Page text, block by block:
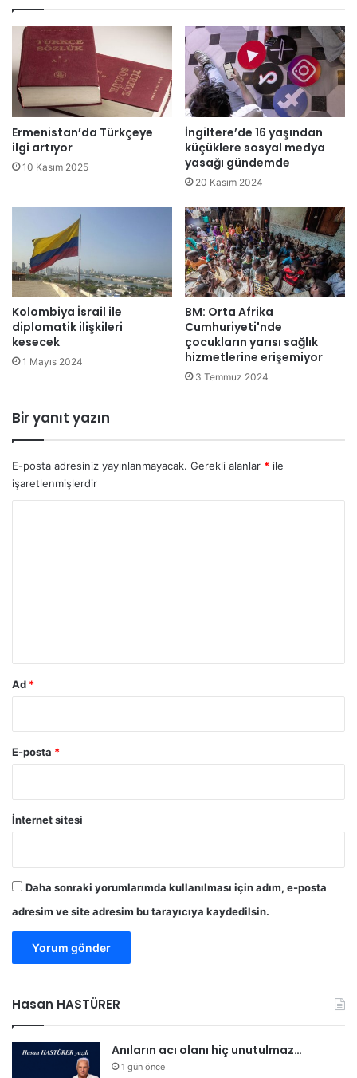
r
i
l
e
n
e
e
ş
i
l
i
k
d
n
m
ü
o
k
u
r
k
a
m
ö
v
l
l
e
r
i
r
ı
ö
n
Ermenistan’da Türkçeye
ilgi artıyor
10 Kasım 2025
İngiltere’de 16 yaşından
küçüklere sosyal medya
yasağı gündemde
20 Kasım 2024
Kolombiya İsrail ile
diplomatik ilişkileri
kesecek
1 Mayıs 2024
BM: Orta Afrika
Cumhuriyeti'nde
çocukların yarısı sağlık
hizmetlerine erişemiyor
3 Temmuz 2024
Bir yanıt yazın
E-posta adresiniz yayınlanmayacak. Gerekli alanlar * ile
işaretlenmişlerdir
Ad *
E-posta *
İnternet sitesi
Daha sonraki yorumlarımda kullanılması için adım, e-posta
adresim ve site adresim bu tarayıcıya kaydedilsin.
Hasan HASTÜRER
Anıların acı olanı hiç unutulmaz…
1 gün önce